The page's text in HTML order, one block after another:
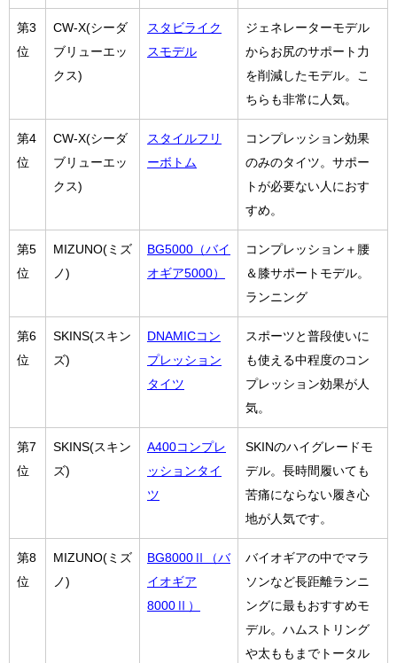
第3
位
CW-X(シーダ
ブリューエッ
クス)
スタビライク
スモデル
ジェネレーターモデル
からお尻のサポート力
を削減したモデル。こ
ちらも非常に人気。
第4
位
CW-X(シーダ
ブリューエッ
クス)
スタイルフリ
ーボトム
コンプレッション効果
のみのタイツ。サポー
トが必要ない人におす
すめ。
第5
位
MIZUNO(ミズ
ノ)
BG5000（バイ
オギア5000）
コンプレッション＋腰
＆膝サポートモデル。
ランニング
第6
位
SKINS(スキン
ズ)
DNAMICコン
プレッション
タイツ
スポーツと普段使いに
も使える中程度のコン
プレッション効果が人
気。
第7
位
SKINS(スキン
ズ)
A400コンプレ
ッションタイ
ツ
SKINのハイグレードモ
デル。長時間履いても
苦痛にならない履き心
地が人気です。
第8
位
MIZUNO(ミズ
ノ)
BG8000Ⅱ（バ
イオギア
8000Ⅱ）
バイオギアの中でマラ
ソンなど長距離ランニ
ングに最もおすすめモ
デル。ハムストリング
や太ももまでトータル